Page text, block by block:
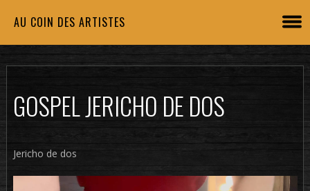
AU COIN DES ARTISTES
GOSPEL JERICHO DE DOS
Jericho de dos